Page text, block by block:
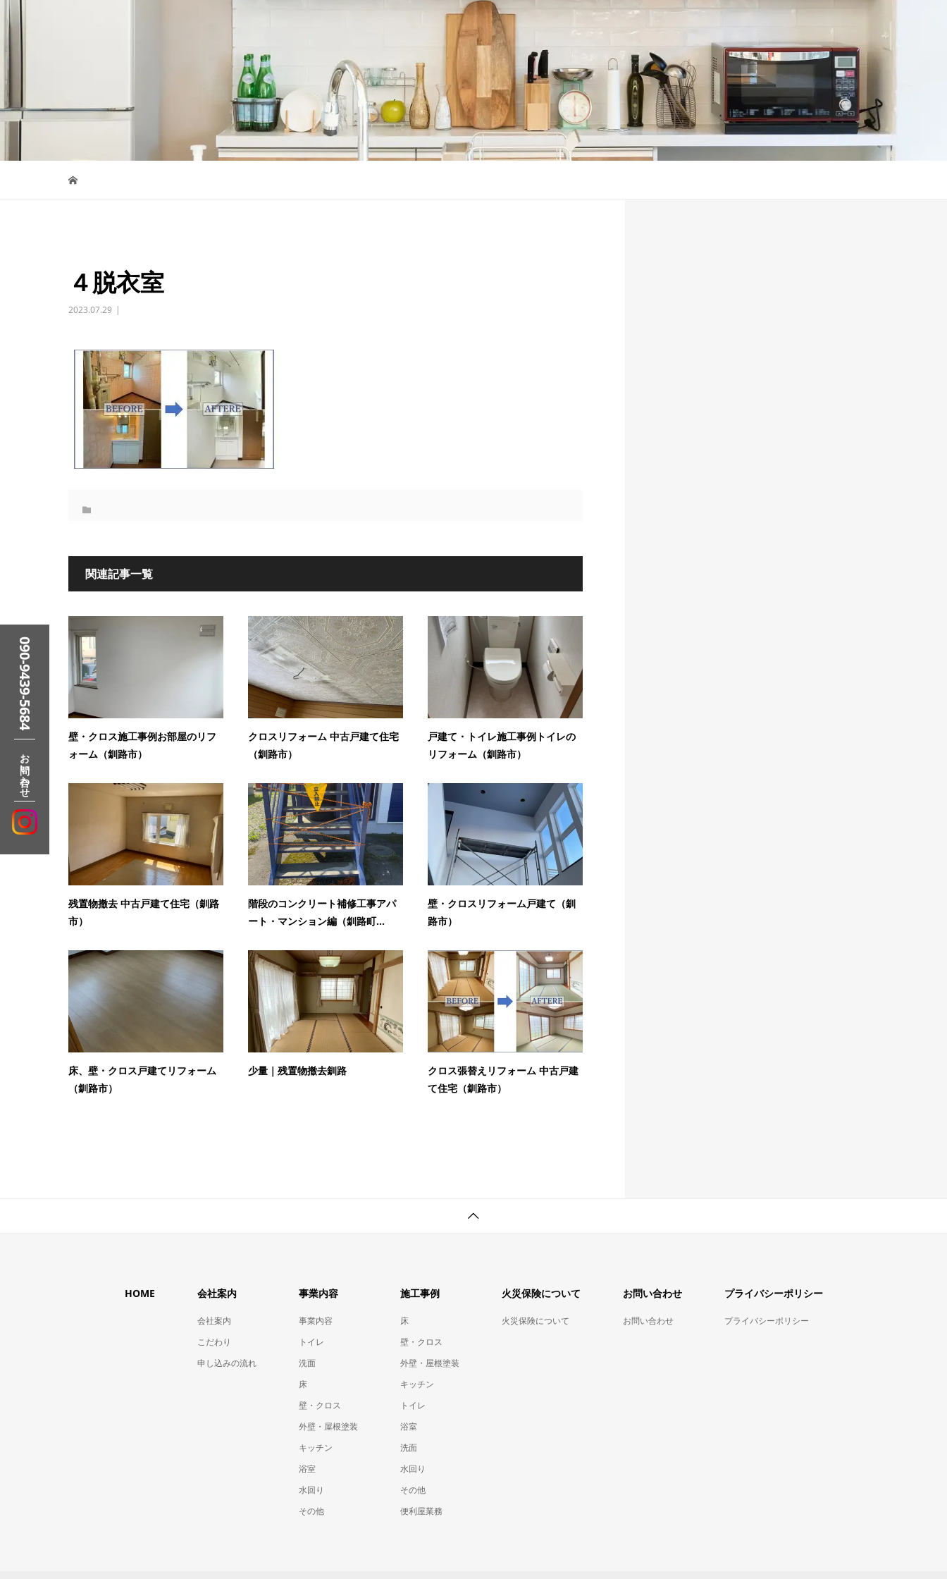
４脱衣室
2023.07.29
関連記事一覧
壁・クロス施工事例お部屋のリフ
ォーム（釧路市）
クロスリフォーム 中古戸建て住宅
（釧路市）
戸建て・トイレ施工事例トイレの
リフォーム（釧路市）
残置物撤去 中古戸建て住宅（釧路
市）
階段のコンクリート補修工事アパ
ート・マンション編（釧路町...
壁・クロスリフォーム戸建て（釧
路市）
床、壁・クロス戸建てリフォーム
（釧路市）
少量｜残置物撤去釧路
クロス張替えリフォーム 中古戸建
て住宅（釧路市）
HOME 会社案内
会社案内
こだわり
申し込みの流れ
事業内容
事業内容
トイレ
洗面
床
壁・クロス
外壁・屋根塗装
キッチン
浴室
水回り
その他
施工事例
床
壁・クロス
外壁・屋根塗装
キッチン
トイレ
浴室
洗面
水回り
その他
便利屋業務
火災保険について
火災保険について
お問い合わせ
お問い合わせ
プライバシーポリシー
プライバシーポリシー
090-9439-5684
お問い合わせ